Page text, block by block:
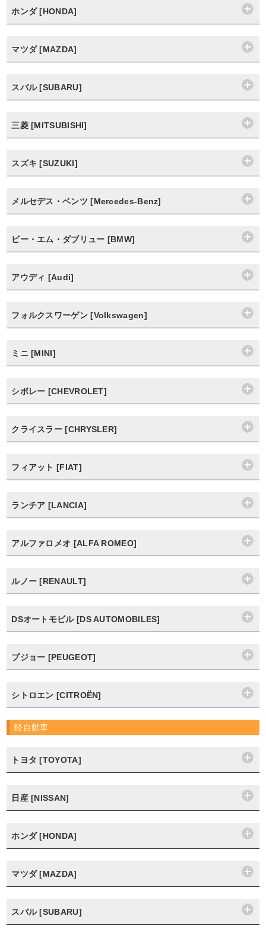
ホンダ [HONDA]
マツダ [MAZDA]
スバル [SUBARU]
三菱 [MITSUBISHI]
スズキ [SUZUKI]
メルセデス・ベンツ [Mercedes-Benz]
ビー・エム・ダブリュー [BMW]
アウディ [Audi]
フォルクスワーゲン [Volkswagen]
ミニ [MINI]
シボレー [CHEVROLET]
クライスラー [CHRYSLER]
フィアット [FIAT]
ランチア [LANCIA]
アルファロメオ [ALFA ROMEO]
ルノー [RENAULT]
DSオートモビル [DS AUTOMOBILES]
プジョー [PEUGEOT]
シトロエン [CITROËN]
軽自動車
トヨタ [TOYOTA]
日産 [NISSAN]
ホンダ [HONDA]
マツダ [MAZDA]
スバル [SUBARU]